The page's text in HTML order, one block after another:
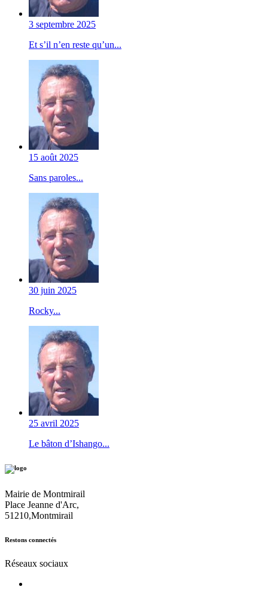
3 septembre 2025
Et s’il n’en reste qu’un...
15 août 2025
Sans paroles...
30 juin 2025
Rocky...
25 avril 2025
Le bâton d’Ishango...
Mairie de Montmirail
Place Jeanne d'Arc,
51210,Montmirail
Restons connectés
Réseaux sociaux